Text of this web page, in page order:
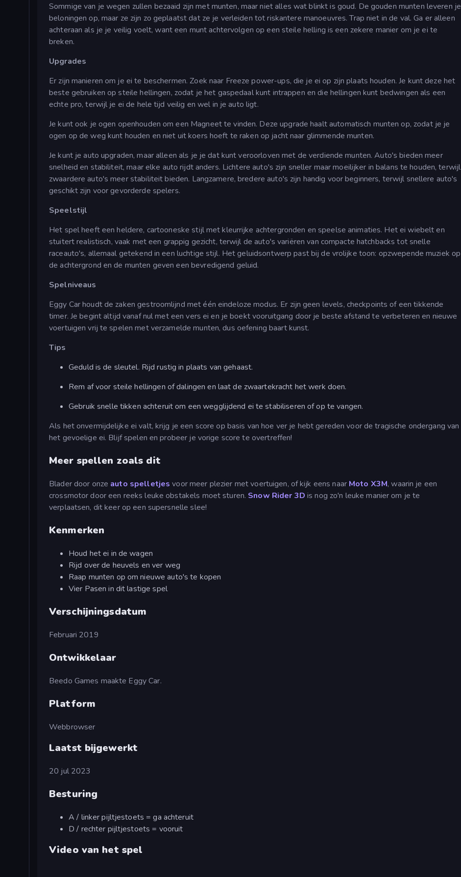
Sommige van je wegen zullen bezaaid zijn met munten, maar niet alles wat blinkt is goud. De gouden munten leveren je
beloningen op, maar ze zijn zo geplaatst dat ze je verleiden tot riskantere manoeuvres. Trap niet in de val. Ga er alleen
achteraan als je je veilig voelt, want een munt achtervolgen op een steile helling is een zekere manier om je ei te
breken.
Upgrades
Er zijn manieren om je ei te beschermen. Zoek naar Freeze power-ups, die je ei op zijn plaats houden. Je kunt deze het
beste gebruiken op steile hellingen, zodat je het gaspedaal kunt intrappen en die hellingen kunt bedwingen als een
echte pro, terwijl je ei de hele tijd veilig en wel in je auto ligt.
Je kunt ook je ogen openhouden om een Magneet te vinden. Deze upgrade haalt automatisch munten op, zodat je je
ogen op de weg kunt houden en niet uit koers hoeft te raken op jacht naar glimmende munten.
Je kunt je auto upgraden, maar alleen als je je dat kunt veroorloven met de verdiende munten. Auto's bieden meer
snelheid en stabiliteit, maar elke auto rijdt anders. Lichtere auto's zijn sneller maar moeilijker in balans te houden, terwijl
zwaardere auto's meer stabiliteit bieden. Langzamere, bredere auto's zijn handig voor beginners, terwijl snellere auto's
geschikt zijn voor gevorderde spelers.
Speelstijl
Het spel heeft een heldere, cartooneske stijl met kleurrijke achtergronden en speelse animaties. Het ei wiebelt en
stuitert realistisch, vaak met een grappig gezicht, terwijl de auto's variëren van compacte hatchbacks tot snelle
raceauto's, allemaal getekend in een luchtige stijl. Het geluidsontwerp past bij de vrolijke toon: opzwepende muziek op
de achtergrond en de munten geven een bevredigend geluid.
Spelniveaus
Eggy Car houdt de zaken gestroomlijnd met één eindeloze modus. Er zijn geen levels, checkpoints of een tikkende
timer. Je begint altijd vanaf nul met een vers ei en je boekt vooruitgang door je beste afstand te verbeteren en nieuwe
voertuigen vrij te spelen met verzamelde munten, dus oefening baart kunst.
Tips
Geduld is de sleutel. Rijd rustig in plaats van gehaast.
Rem af voor steile hellingen of dalingen en laat de zwaartekracht het werk doen.
Gebruik snelle tikken achteruit om een wegglijdend ei te stabiliseren of op te vangen.
Als het onvermijdelijke ei valt, krijg je een score op basis van hoe ver je hebt gereden voor de tragische ondergang van
het gevoelige ei. Blijf spelen en probeer je vorige score te overtreffen!
Meer spellen zoals dit
Blader door onze auto spelletjes voor meer plezier met voertuigen, of kijk eens naar Moto X3M, waarin je een
crossmotor door een reeks leuke obstakels moet sturen. Snow Rider 3D is nog zo'n leuke manier om je te
verplaatsen, dit keer op een supersnelle slee!
Kenmerken
Houd het ei in de wagen
Rijd over de heuvels en ver weg
Raap munten op om nieuwe auto's te kopen
Vier Pasen in dit lastige spel
Verschijningsdatum
Februari 2019
Ontwikkelaar
Beedo Games maakte Eggy Car.
Platform
Webbrowser
Laatst bijgewerkt
20 jul 2023
Besturing
A / linker pijltjestoets = ga achteruit
D / rechter pijltjestoets = vooruit
Video van het spel